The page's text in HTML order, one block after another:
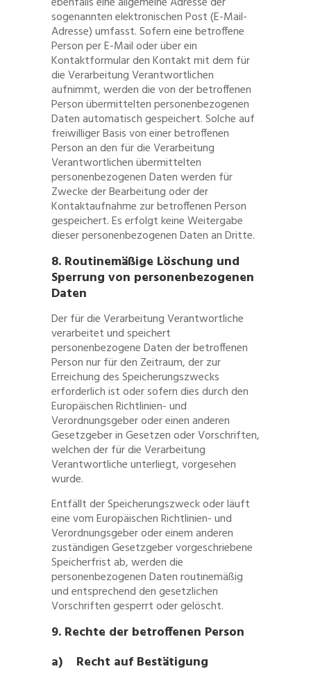
sogenannten elektronischen Post (E-Mail-
Adresse) umfasst. Sofern eine betroffene
Person per E-Mail oder über ein
Kontaktformular den Kontakt mit dem für
die Verarbeitung Verantwortlichen
aufnimmt, werden die von der betroffenen
Person übermittelten personenbezogenen
Daten automatisch gespeichert. Solche auf
freiwilliger Basis von einer betroffenen
Person an den für die Verarbeitung
Verantwortlichen übermittelten
personenbezogenen Daten werden für
Zwecke der Bearbeitung oder der
Kontaktaufnahme zur betroffenen Person
gespeichert. Es erfolgt keine Weitergabe
dieser personenbezogenen Daten an Dritte.
8. Routinemäßige Löschung und
Sperrung von personenbezogenen
Daten
Der für die Verarbeitung Verantwortliche
verarbeitet und speichert
personenbezogene Daten der betroffenen
Person nur für den Zeitraum, der zur
Erreichung des Speicherungszwecks
erforderlich ist oder sofern dies durch den
Europäischen Richtlinien- und
Verordnungsgeber oder einen anderen
Gesetzgeber in Gesetzen oder Vorschriften,
welchen der für die Verarbeitung
Verantwortliche unterliegt, vorgesehen
wurde.
Entfällt der Speicherungszweck oder läuft
eine vom Europäischen Richtlinien- und
Verordnungsgeber oder einem anderen
zuständigen Gesetzgeber vorgeschriebene
Speicherfrist ab, werden die
personenbezogenen Daten routinemäßig
und entsprechend den gesetzlichen
Vorschriften gesperrt oder gelöscht.
9. Rechte der betroffenen Person
a) Recht auf Bestätigung